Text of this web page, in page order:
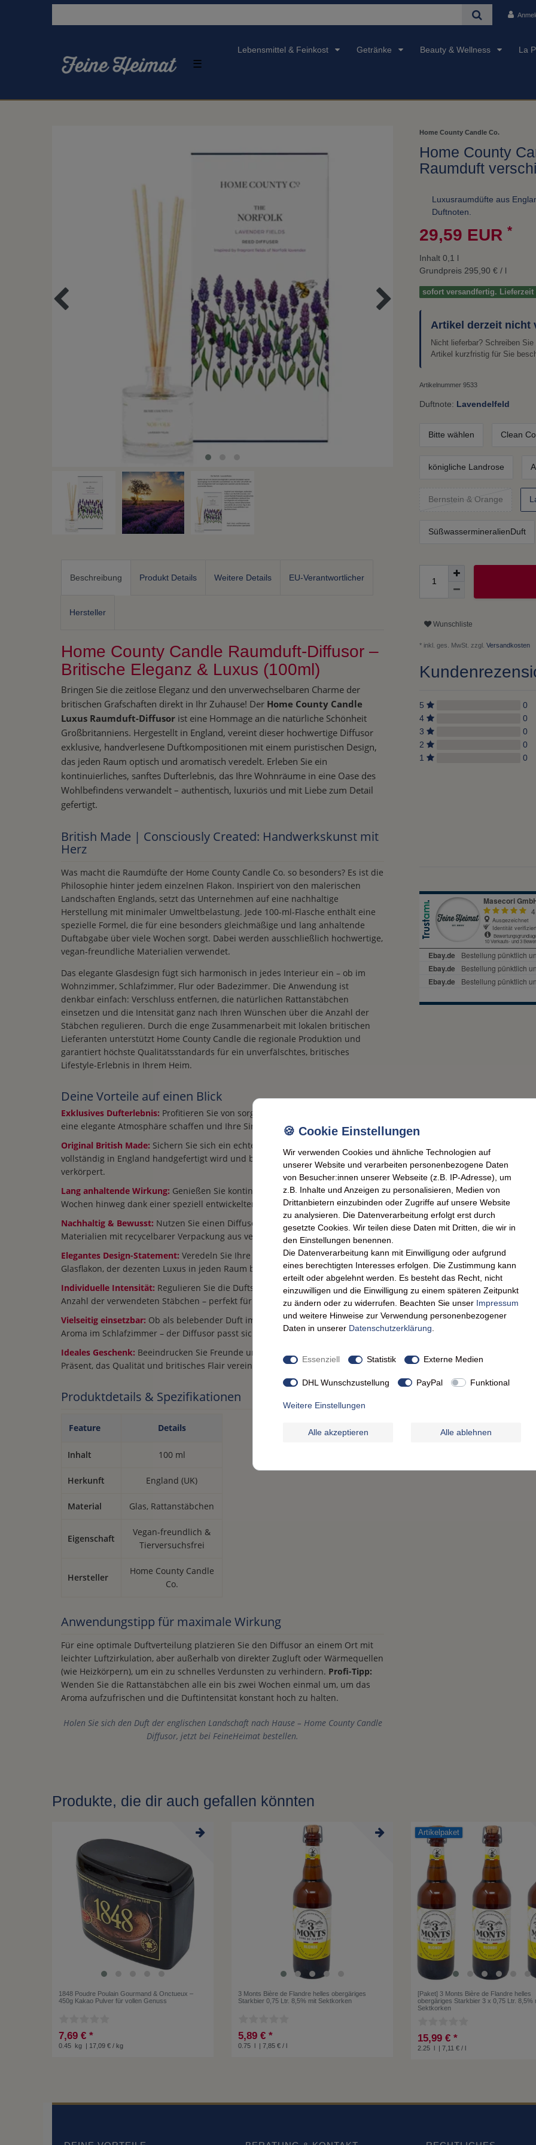
☰
Lebensmittel & Feinkost Getränke Beauty & Wellness La
Beschreibung Produkt Details Weitere Details EU-Verantwortlicher
Hersteller
Home County Candle Raumduft-Diffusor –
Britische Eleganz & Luxus (100ml)
Bringen Sie die zeitlose Eleganz und den unverwechselbaren Charme der
britischen Grafschaften direkt in Ihr Zuhause! Der Home County Candle
Luxus Raumduft-Diffusor ist eine Hommage an die natürliche Schönheit
Großbritanniens. Hergestellt in England, vereint dieser hochwertige Diffusor
exklusive, handverlesene Duftkompositionen mit einem puristischen Design,
das jeden Raum optisch und aromatisch veredelt. Erleben Sie ein
kontinuierliches, sanftes Dufterlebnis, das Ihre Wohnräume in eine Oase des
Wohlbefindens verwandelt – authentisch, luxuriös und mit Liebe zum Detail
gefertigt.
British Made | Consciously Created: Handwerkskunst mit
Herz
Was macht die Raumdüfte der Home County Candle Co. so besonders? Es ist die
Philosophie hinter jedem einzelnen Flakon. Inspiriert von den malerischen
Landschaften Englands, setzt das Unternehmen auf eine nachhaltige
Herstellung mit minimaler Umweltbelastung. Jede 100-ml-Flasche enthält eine
spezielle Formel, die für eine besonders gleichmäßige und lang anhaltende
Duftabgabe über viele Wochen sorgt. Dabei werden ausschließlich hochwertige,
vegan-freundliche Materialien verwendet.
Das elegante Glasdesign fügt sich harmonisch in jedes Interieur ein – ob im
Wohnzimmer, Schlafzimmer, Flur oder Badezimmer. Die Anwendung ist
denkbar einfach: Verschluss entfernen, die natürlichen Rattanstäbchen
einsetzen und die Intensität ganz nach Ihren Wünschen über die Anzahl der
Stäbchen regulieren. Durch die enge Zusammenarbeit mit lokalen britischen
Lieferanten unterstützt Home County Candle die regionale Produktion und
garantiert höchste Qualitätsstandards für ein unverfälschtes, britisches
Lifestyle-Erlebnis in Ihrem Heim.
Deine Vorteile auf einen Blick
Exklusives Dufterlebnis: Profitieren Sie von sorgfältig kuratierten Duftnoten, die
eine elegante Atmosphäre schaffen und Ihre Sinne verwöhnen.
Original British Made: Sichern Sie sich ein echtes Qualitätsprodukt, das
vollständig in England handgefertigt wird und britische Handwerkskunst
verkörpert.
Lang anhaltende Wirkung: Genießen Sie kontinuierliche Frische über viele
Wochen hinweg dank einer speziell entwickelten, hochwertigen Trägerformel.
Nachhaltig & Bewusst: Nutzen Sie einen Diffusor aus vegan-freundlichen
Materialien mit recycelbarer Verpackung aus verantwortungsvollen Quellen.
Elegantes Design-Statement: Veredeln Sie Ihre Einrichtung mit einem zeitlosen
Glasflakon, der dezenten Luxus in jeden Raum bringt.
Individuelle Intensität: Regulieren Sie die Duftstärke ganz einfach durch die
Anzahl der verwendeten Stäbchen – perfekt für jede Raumgröße.
Vielseitig einsetzbar: Ob als belebender Duft im Büro oder beruhigendes
Aroma im Schlafzimmer – der Diffusor passt sich Ihren Bedürfnissen an.
Ideales Geschenk: Beeindrucken Sie Freunde und Familie mit einem stilvollen
Präsent, das Qualität und britisches Flair vereint.
Produktdetails & Spezifikationen
Feature Details
Inhalt 100 ml
Herkunft England (UK)
Material Glas, Rattanstäbchen
Eigenschaft
Vegan-freundlich &
Tierversuchsfrei
Hersteller
Home County Candle
Co.
Anwendungstipp für maximale Wirkung
Für eine optimale Duftverteilung platzieren Sie den Diffusor an einem Ort mit
leichter Luftzirkulation, aber außerhalb von direkter Zugluft oder Wärmequellen
(wie Heizkörpern), um ein zu schnelles Verdunsten zu verhindern. Profi-Tipp:
Wenden Sie die Rattanstäbchen alle ein bis zwei Wochen einmal um, um das
Aroma aufzufrischen und die Duftintensität konstant hoch zu halten.
Holen Sie sich den Duft der englischen Landschaft nach Hause – Home County Candle
Diffusor, jetzt bei FeineHeimat bestellen.
Home County Candle Co.
Home County
Raumduft
Luxusraumdüfte aus
Duftnoten.
29,59 EUR *
Inhalt 0,1 l
Grundpreis 295,90 € / l
sofort versandfertig. Lieferzeit
Artikel derzeit nicht
Nicht lieferbar? Schreiben
Artikel kurzfristig für Sie
Artikelnummer 9533
Duftnote: Lavendelfeld
Bitte wählen Clean
königliche Landrose
Bernstein & Orange
SüßwassermineralienDuft
Wunschliste
* inkl. ges. MwSt. zzgl. Versandkosten
5
0
4
0
3
0
2
0
1
0
Produkte, die dir auch gefallen könnten
1848 Poudre Poulain Gourmand & Onctueux –
450g Kakao Pulver für vollen Genuss
7,69 € *
0.45 kg | 17,09 € / kg
3 Monts Bière de Flandre helles obergäriges
Starkbier 0,75 Ltr. 8,5% mit Sektkorken
5,89 € *
0.75 | 7,85 € / l
Artikelpaket
[Paket] 3 Monts Bière de Flandre helles
obergäriges Starkbier 3 x 0,75 Ltr. 8,5%
Sektkorken
15,99 € *
2.25 | 7,11 € / l
Wir verwenden Cookies und ähnliche Technologien auf
unserer Website und verarbeiten personenbezogene Daten
von Besucher:innen unserer Webseite (z.B. IP-Adresse), um
z.B. Inhalte und Anzeigen zu personalisieren, Medien von
Drittanbietern einzubinden oder Zugriffe auf unsere Website
zu analysieren. Die Datenverarbeitung erfolgt erst durch
gesetzte Cookies. Wir teilen diese Daten mit Dritten, die wir in
den Einstellungen benennen.
Die Datenverarbeitung kann mit Einwilligung oder aufgrund
eines berechtigten Interesses erfolgen. Die Zustimmung kann
erteilt oder abgelehnt werden. Es besteht das Recht, nicht
einzuwilligen und die Einwilligung zu einem späteren Zeitpunkt
zu ändern oder zu widerrufen. Beachten Sie unser Impressum
und weitere Hinweise zur Verwendung personenbezogener
Daten in unserer Daten­schutz­erklärung
Essenziell Statistik Externe Medien
DHL Wunschzustellung PayPal Funktional
Weitere Einstellungen
Alle akzeptieren Alle ablehnen